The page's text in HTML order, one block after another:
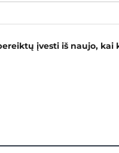
įvesti iš naujo, kai